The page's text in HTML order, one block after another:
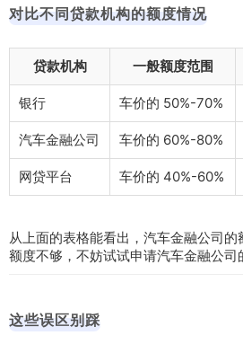
对比不同贷款机构的额度情况
贷款机构 一般额度范围
银行 车价的 50%-70%
汽车金融公司 车价的 60%-80%
网贷平台 车价的 40%-60%
从上面的表格能看出，汽车金融公司
额度不够，不妨试试申请汽车金融公司
这些误区别踩